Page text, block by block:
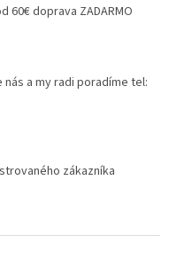
60€ doprava ZADARMO
a my radi poradíme tel:
zákazníka